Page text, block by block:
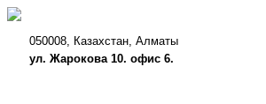
050008, Казахстан, Алматы
ул. Жарокова 10. офис 6.